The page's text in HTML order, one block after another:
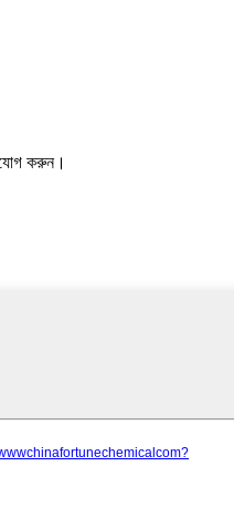
করুন।